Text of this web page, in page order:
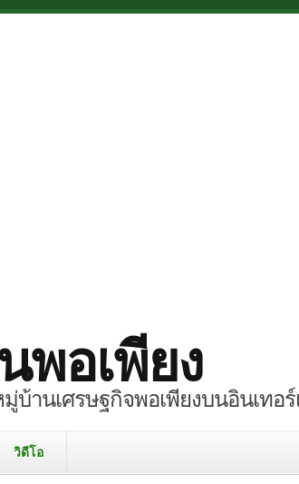
พอเพียง
บ้านเศรษฐกิจพอเพียงบนอินเทอ
วิดีโอ